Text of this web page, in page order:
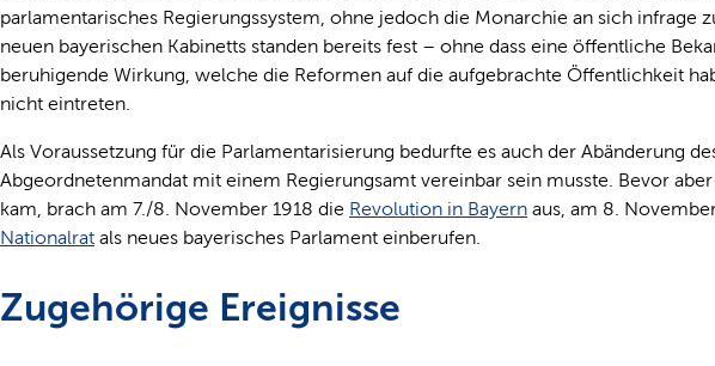
parlamentarisches Regierungssystem, ohne jedoch die Monarchie an sich infrage
neuen bayerischen Kabinetts standen bereits fest – ohne dass eine öffentliche
beruhigende Wirkung, welche die Reformen auf die aufgebrachte Öffentlichkeit
nicht eintreten.
Als Voraussetzung für die Parlamentarisierung bedurfte es auch der Abänderung
Abgeordnetenmandat mit einem Regierungsamt vereinbar sein musste. Bevor
kam, brach am 7./8. November 1918 die Revolution in Bayern aus, am 8.
Nationalrat als neues bayerisches Parlament einberufen.
Zugehörige Ereignisse